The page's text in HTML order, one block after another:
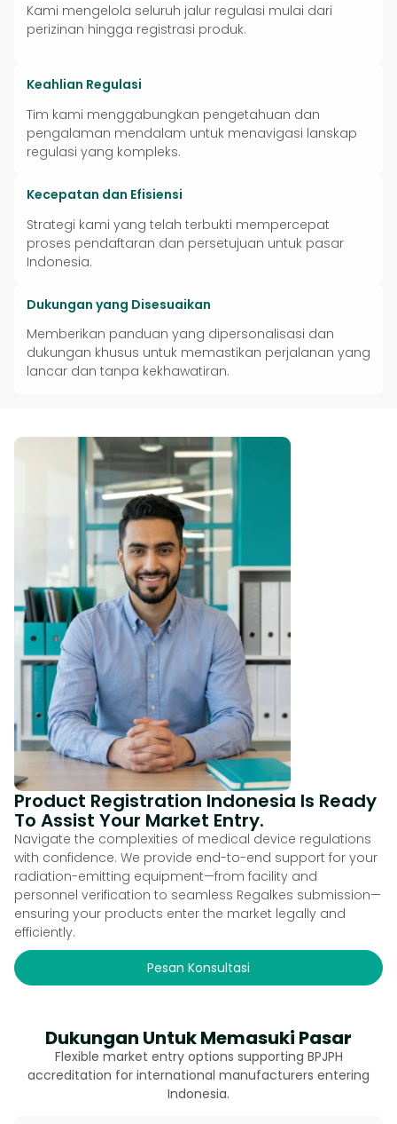
Kami mengelola seluruh jalur regulasi mulai dari
perizinan hingga registrasi produk.
Keahlian Regulasi
Tim kami menggabungkan pengetahuan dan
pengalaman mendalam untuk menavigasi lanskap
regulasi yang kompleks.
Kecepatan dan Efisiensi
Strategi kami yang telah terbukti mempercepat
proses pendaftaran dan persetujuan untuk pasar
Indonesia.
Dukungan yang Disesuaikan
Memberikan panduan yang dipersonalisasi dan
dukungan khusus untuk memastikan perjalanan yang
lancar dan tanpa kekhawatiran.
Product Registration Indonesia Is Ready
To Assist Your Market Entry.
Navigate the complexities of medical device regulations
with confidence. We provide end-to-end support for your
radiation-emitting equipment—from facility and
personnel verification to seamless Regalkes submission—
ensuring your products enter the market legally and
efficiently.
Pesan Konsultasi
Dukungan Untuk Memasuki Pasar
Flexible market entry options supporting BPJPH
accreditation for international manufacturers entering
Indonesia.